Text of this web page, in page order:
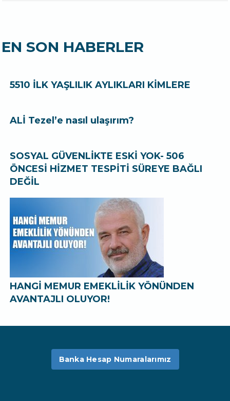
EN SON HABERLER
5510 İLK YAŞLILIK AYLIKLARI KİMLERE
ALİ Tezel’e nasıl ulaşırım?
SOSYAL GÜVENLİKTE ESKİ YOK- 506
ÖNCESİ HİZMET TESPİTİ SÜREYE BAĞLI
DEĞİL
HANGİ MEMUR EMEKLİLİK YÖNÜNDEN
AVANTAJLI OLUYOR!
Banka Hesap Numaralarımız